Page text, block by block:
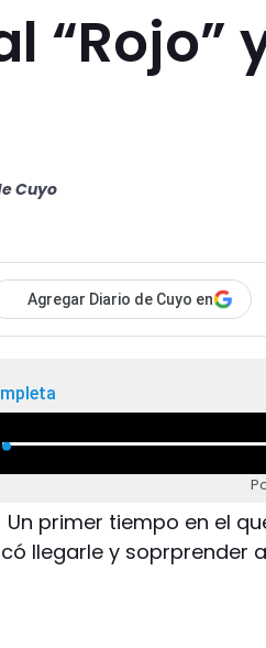
“Rojo”
Cuyo
Agregar Diario de Cuyo en
Un primer tiempo en el
llegarle y soprprender